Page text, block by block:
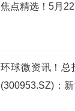
焦点精选！5月
环球微资讯！总
(300953.SZ)：